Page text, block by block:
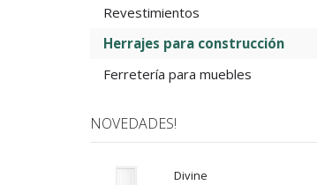
Revestimientos
Herrajes para construcción
Ferretería para muebles
NOVEDADES!
Divine